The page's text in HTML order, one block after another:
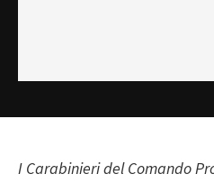
I Carabinieri del Comando